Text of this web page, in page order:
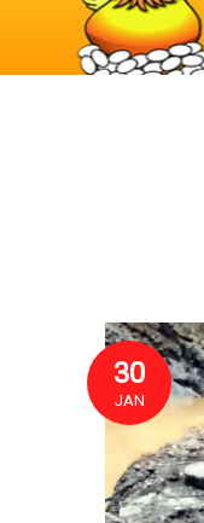
30
JAN